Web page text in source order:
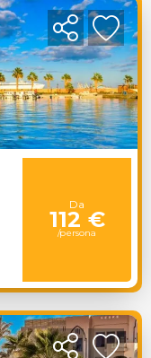
Da
112 €
/persona